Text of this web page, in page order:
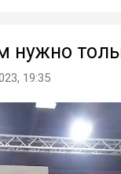
нужно
19:35